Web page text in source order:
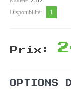
Disponibilité:
1
Prix:
OPTIONS